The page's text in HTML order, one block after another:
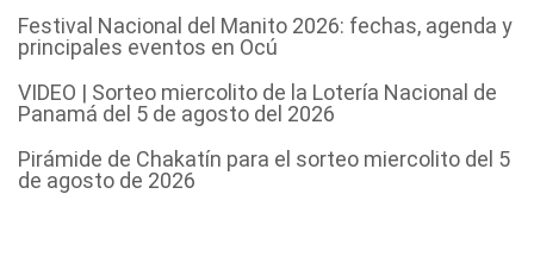
Festival Nacional del Manito 2026: fechas, agenda y
principales eventos en Ocú
VIDEO | Sorteo miercolito de la Lotería Nacional de
Panamá del 5 de agosto del 2026
Pirámide de Chakatín para el sorteo miercolito del 5
de agosto de 2026